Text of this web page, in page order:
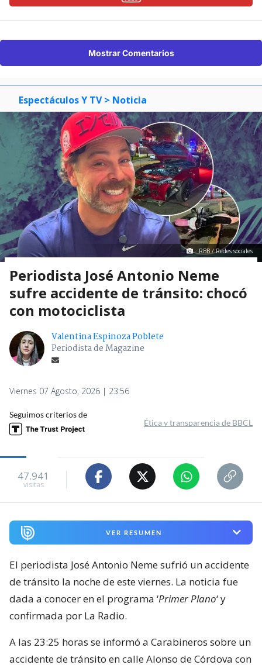
Mostrar Comentarios
Espectáculos Y TV > Noticia
RBB / Redes sociales
Periodista José Antonio Neme
sufre accidente de tránsito: chocó
con motociclista
Valentina Espinoza Poblete
Periodista de Magazine
Viernes 07 Agosto, 2026 | 23:56
Seguimos criterios de
Ética y transparencia de BBCL
47.941
visitas
VER RESUMEN
El periodista José Antonio Neme sufrió un accidente
de tránsito la noche de este viernes. La noticia fue
dada a conocer en el programa ‘Primer Plano‘ y
confirmada por La Radio.
A las 23:25 horas se informó a Carabineros sobre un
accidente de tránsito en calle Alonso de Córdova con